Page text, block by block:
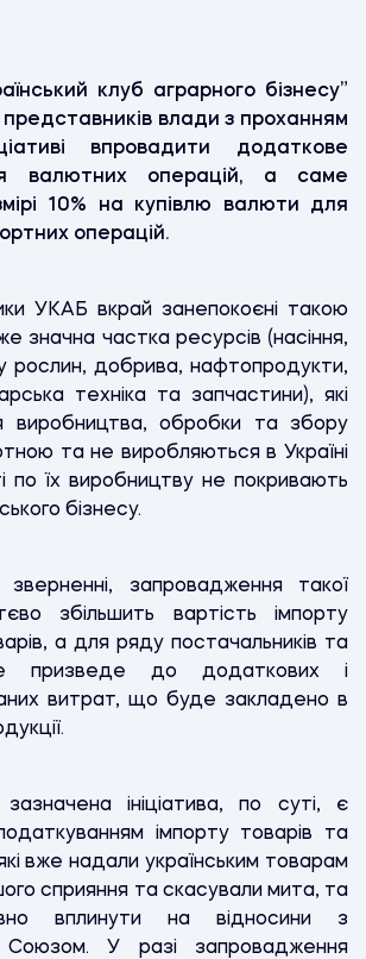
клуб аграрного бізнесу”
влади з проханням
впровадити додаткове
валютних операцій, а саме
10% на купівлю валюти для
операцій.
УКАБ вкрай занепокоєні такою
значна частка ресурсів (насіння,
рослин, добрива, нафтопродукти,
техніка та запчастини), які
виробництва, обробки та збору
та не виробляються в Україні
по їх виробництву не покривають
бізнесу.
запровадження такої
збільшить вартість імпорту
а для ряду постачальників та
призведе до додаткових і
витрат, що буде закладено в
ініціатива, по суті, є
імпорту товарів та
вже надали українським товарам
сприяння та скасували мита, та
вплинути на відносини з
Союзом. У разі запровадження